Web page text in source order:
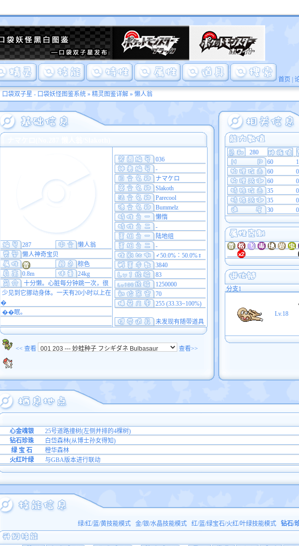
首页
口袋双子星 - 口袋妖怪图鉴系统» 精灵图鉴详解» 懒人翁
036
-
ナマケロ
Slakoth
Parecool
Bummelz
懒惰
-
陆地组
-
♂50.0%∶50.0%♀
3840
83
1250000
70
255 (33.33~100%)
未发现有随带道具
287
懒人翁
懒人神奇宝贝
棕色
0.8m
24kg
十分懒。心脏每分钟跳一次，很
少见到它挪动身体。一天有20小时以上在
�
��眠。
<< 查看 查看>>
280
60
1
60
0
60
0
35
0
35
0
30
0
分支1
Lv.18
心金魂银
25号道路撞树(左侧并排的4棵树)
钻石珍珠
白岱森林(从博士孙女得知)
绿 宝 石
橙华森林
火红叶绿
与GBA版本进行联动
绿/红/蓝/黄技能模式 金/银/水晶技能模式 红/蓝/绿宝石/火红/叶绿技能模式 钻石/